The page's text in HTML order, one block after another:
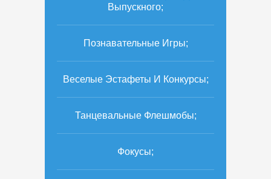
Выпускного;
Познавательные Игры;
Веселые Эстафеты И Конкурсы;
Танцевальные Флешмобы;
Фокусы;